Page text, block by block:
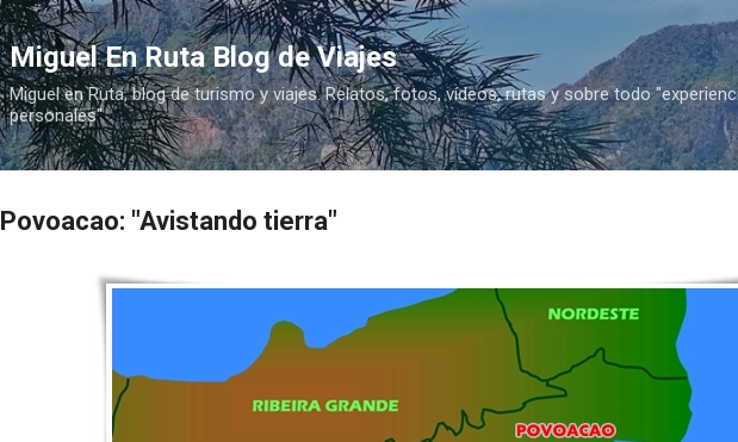
Ir al contenido principal
Miguel En Ruta Blog de Viajes
Miguel en Ruta, blog de turismo y viajes. Relatos, fotos, vídeos, rutas y sobre todo
personales"
Povoacao: "Avistando tierra"